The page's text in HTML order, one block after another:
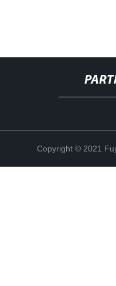
Copyright © 2021